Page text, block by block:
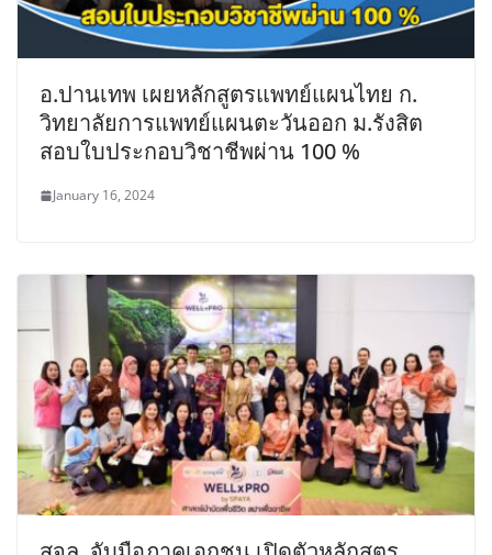
อ.ปานเทพ เผยหลักสูตรแพทย์แผนไทย ก.
วิทยาลัยการแพทย์แผนตะวันออก ม.รังสิต
สอบใบประกอบวิชาชีพผ่าน 100 %
January 16, 2024